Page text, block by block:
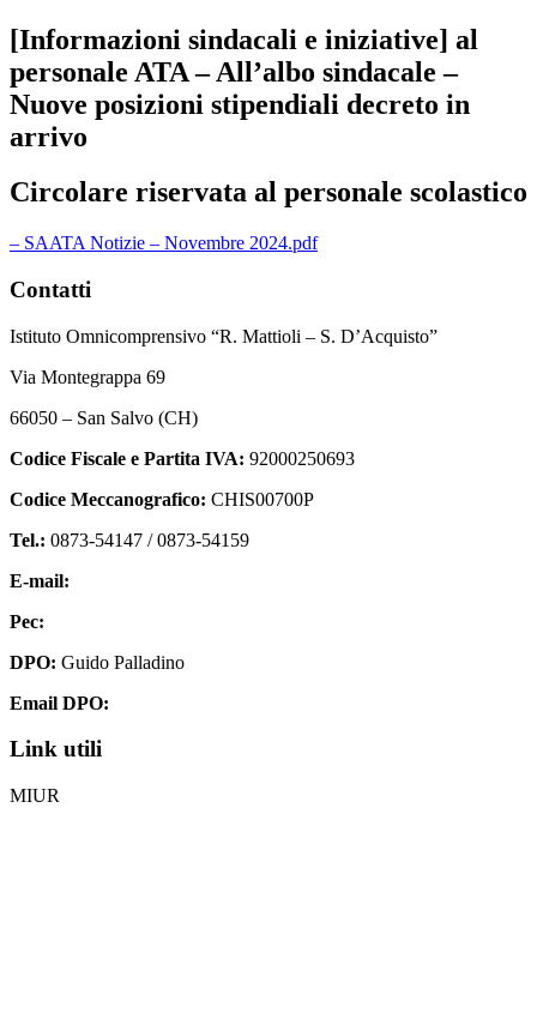
[Informazioni sindacali e iniziative] al
personale ATA – All’albo sindacale –
Nuove posizioni stipendiali decreto in
arrivo
Circolare riservata al personale scolastico
– SAATA Notizie – Novembre 2024.pdf
Contatti
Istituto Omnicomprensivo “R. Mattioli – S. D’Acquisto”
Via Montegrappa 69
66050 – San Salvo (CH)
Codice Fiscale e Partita IVA: 92000250693
Codice Meccanografico: CHIS00700P
Tel.: 0873-54147 /0873-54159
E-mail:
Pec:
DPO: Guido Palladino
Email DPO:
Link utili
MIUR